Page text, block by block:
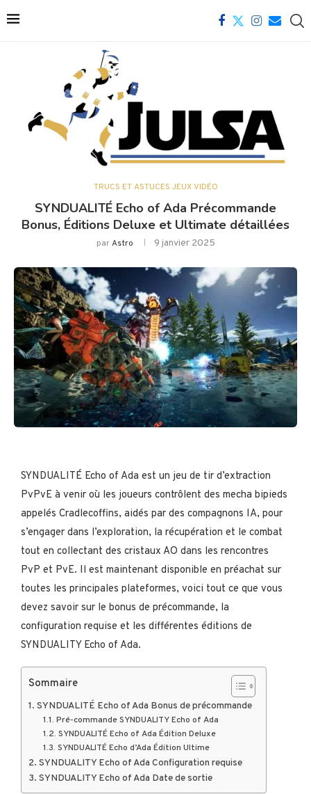
TRUCS ET ASTUCES JEUX VIDÉO
SYNDUALITÉ Echo of Ada Précommande
Bonus, Éditions Deluxe et Ultimate détaillées
parAstro 9 janvier 2025
SYNDUALITÉ Echo of Ada est un jeu de tir d’extraction
PvPvE à venir où les joueurs contrôlent des mecha bipieds
appelés Cradlecoffins, aidés par des compagnons IA, pour
s’engager dans l’exploration, la récupération et le combat
tout en collectant des cristaux AO dans les rencontres
PvP et PvE. Il est maintenant disponible en préachat sur
toutes les principales plateformes, voici tout ce que vous
devez savoir sur le bonus de précommande, la
configuration requise et les différentes éditions de
SYNDUALITY Echo of Ada.
Sommaire
SYNDUALITÉ Echo of Ada Bonus de précommande
Pré-commande SYNDUALITY Echo of Ada
SYNDUALITÉ Echo of Ada Édition Deluxe
SYNDUALITÉ Echo d’Ada Édition Ultime
SYNDUALITY Echo of Ada Configuration requise
SYNDUALITY Echo of Ada Date de sortie